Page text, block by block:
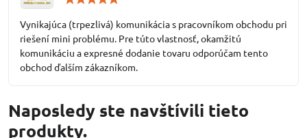
5
Vynikajúca (trpezlivá) komunikácia s pracovníkom obchodu pri
riešení mini problému. Pre túto vlastnosť, okamžitú
komunikáciu a expresné dodanie tovaru odporúčam tento
obchod ďalším zákazníkom.
Naposledy ste navštívili tieto
produkty.